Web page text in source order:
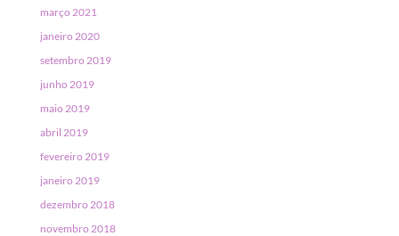
março 2021
janeiro 2020
setembro 2019
junho 2019
maio 2019
abril 2019
fevereiro 2019
janeiro 2019
dezembro 2018
novembro 2018